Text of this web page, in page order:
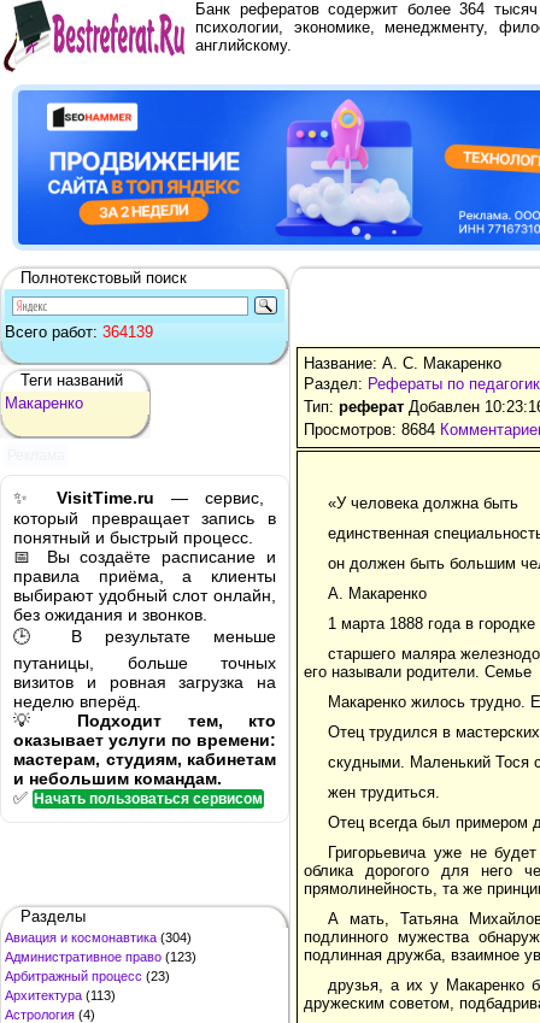
Банк рефератов содержит более 364
психологии, экономике, менеджменту,
английскому.
Полнотекстовый поиск
Всего работ: 364139
Теги названий
Макаренко
✨ VisitTime.ru — сервис,
который превращает запись в
понятный и быстрый процесс.
📅 Вы создаёте расписание и
правила приёма, а клиенты
выбирают удобный слот онлайн,
без ожидания и звонков.
🕒 В результате меньше
путаницы, больше точных
визитов и ровная загрузка на
неделю вперёд.
💡 Подходит тем, кто
оказывает услуги по времени:
мастерам, студиям, кабинетам
и небольшим командам.
✅ Начать пользоваться сервисом
Разделы
Авиация и космонавтика (304)
Административное право (123)
Арбитражный процесс (23)
Архитектура (113)
Астрология (4)
Название: А. С. Макаренко
Раздел: Рефераты по
Тип: реферат Добавлен
Просмотров: 8684
«У человека должна быть
единственная
он должен быть большим
А. Макаренко
1 марта 1888 года в
старшего маляра
его называли родители. Семье
Макаренко жилось трудно.
Отец трудился в
скудными. Маленький Тося
жен трудиться.
Отец всегда был примером
Григорьевича уже не
облика дорогого для него
прямолинейность, та же
А мать, Татьяна
подлинного мужества
подлинная дружба, взаимное
друзья, а их у Макаренко
дружеским советом,